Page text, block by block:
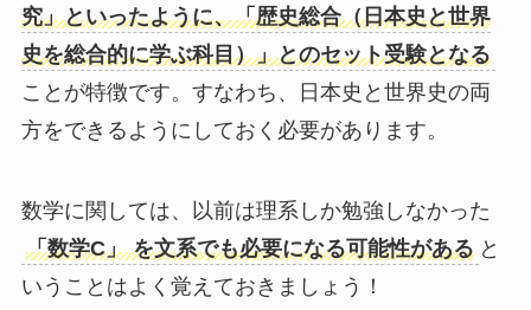
究」といったように、「歴史総合（日本史と世界
史を総合的に学ぶ科目）」とのセット受験となる
ことが特徴です。すなわち、日本史と世界史の両
方をできるようにしておく必要があります。
数学に関しては、以前は理系しか勉強しなかった
「数学C」 を文系でも必要になる可能性がある と
いうことはよく覚えておきましょう！